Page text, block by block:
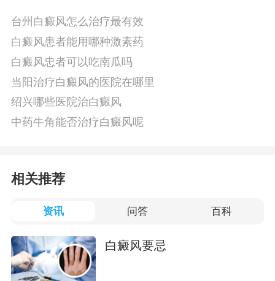
台州白癜风怎么治疗最有效
白癜风患者能用哪种激素药
白癜风忠者可以吃南瓜吗
当阳治疗白癜风的医院在哪里
绍兴哪些医院治白癜风
中药牛角能否治疗白癜风呢
相关推荐
资讯 问答 百科
白癜风要忌